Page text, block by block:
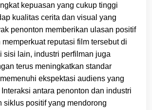
kepuasan yang cukup tinggi
kualitas cerita dan visual yang
penonton memberikan ulasan positif
reputasi film tersebut di
sisi lain, industri perfilman juga
terus meningkatkan standar
ekspektasi audiens yang
antara penonton dan industri
siklus positif yang mendorong